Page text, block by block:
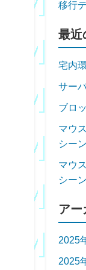
移行
最近
宅内
サー
ブロ
マウ
シー
マウ
シー
アー
2025
2025